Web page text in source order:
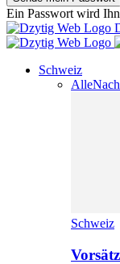
Ein Passwort wird
Schweiz
Alle
Schweiz